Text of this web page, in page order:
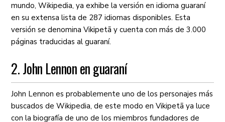
mundo, Wikipedia, ya exhibe la versión en idioma guaraní
en su extensa lista de 287 idiomas disponibles. Esta
versión se denomina Vikipetã y cuenta con más de 3.000
páginas traducidas al guaraní.
2. John Lennon en guaraní
John Lennon es probablemente uno de los personajes más
buscados de Wikipedia, de este modo en Vikipetã ya luce
con la biografía de uno de los miembros fundadores de